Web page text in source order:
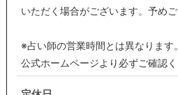
いただく場合がございます。予めご
※占い師の営業時間とは異なります
公式ホームページより必ずご確認く